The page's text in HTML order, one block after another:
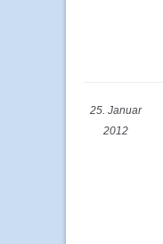
25. Januar
2012